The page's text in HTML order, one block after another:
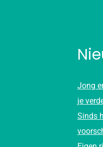
Jong
je
Sinds